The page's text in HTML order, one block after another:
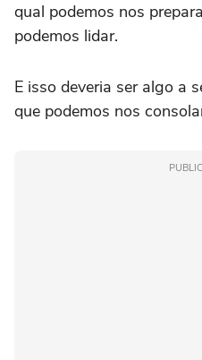
qual podemos nos
podemos lidar.
E isso deveria ser algo a
que podemos nos